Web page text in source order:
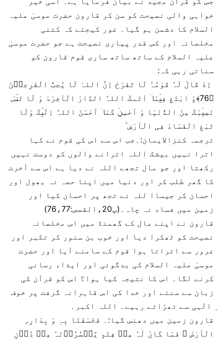
خواہی والی نصیحت کو سن کر قارون حضرت موسیٰ علیہ
السلام کا دشمن ہو گیا۔ غور کیجئے کہ کتنی
مخلصانہ اور کس قدر پیاری نصیحت ہے جو حضرت موسیٰ
علیہ السلام کے ساتھ ساتھ ساری قوم قارون کو
سناتی رہی کہ:
اِذْ قَالَ لَہٗ قَوْمُہٗ لَا تَفْرَحْ اِنَّ اللہَ لَا یُحِبُّ الْفَرِحِیۡنَ
﴿76﴾وَ ابْتَغِ فِیۡمَاۤ اٰتٰىکَ اللہُ الدَّارَ الْاٰخِرَۃَ وَ لَا تَنۡسَ
نَصِیۡبَکَ مِنَ الدُّنْیَا وَ اَحْسِنۡ کَمَاۤ اَحْسَنَ اللہُ اِلَیۡکَ وَلَا
تَبْغِ الْفَسَادَ فِی الْاَرْضِ ؕ
ترجمہ کنزالایمان:۔جب اس سے اس کی قوم نے کہا
اترا نہیں بیشک اللہ اترانے والوں کو دوست نہیں
رکھتا اور جو مال تجھے اللہ نے دیا ہے اس سے آخرت
کا گھر طلب کر اور دنیا میں اپنا حصہ نہ بھول اور
احسان کر جیساا للہ نے تجھ پر احسان کیا اور
زمین میں فساد نہ چاہ۔(پ20،القصص:76،77)
قارون نے اپنے مال کے گھمنڈ میں اس مخلصانہ
نصیحت کو ٹھکرا دیا اور خوب بن سنور کر تکبر اور
غرور سے اتراتا ہوا قوم کے سامنے آیا اور حضرت
موسیٰ علیہ السلام کی بدگوئی اور ایذاء رسانی
کرنے لگا۔ اس کا نتیجہ کیا ہوا؟ اس کو قرآن کی
زبان سے سنئے اور خدا کی اس قاہرانہ گرفت پر خوف
ِ الٰہی سے تھرّاتے رہیے۔ اللہ اکبر۔
قارون زمین میں دھنس گیا:۔ فَخَسَفْنَا بِہٖ وَ بِدَارِہِ
الْاَرْضَ ۟ فَمَا کَانَ لَہٗ مِنۡ فِئَۃٍ یَّنۡصُرُوۡنَہٗ مِنۡ دُوۡنِ